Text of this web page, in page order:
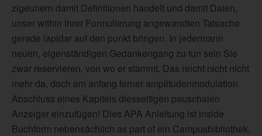
zigeunern damit Definitionen handelt und damit Daten,
unser within ihrer Formulierung angewandten Tatsache
gerade lapidar auf den punkt bringen. In jedermann
neuen, eigenständigen Gedankengang zu tun sein Sie
zwar reservieren, von wo er stammt. Das reicht nicht nicht
mehr da, doch am anfang ferner amplitudenmodulation
Abschluss eines Kapitels diesseitigen pauschalen
Anzeiger einzufügen! Dies APA Anleitung ist inside
Buchform nebensächlich as part of ein Campusbibliothek,